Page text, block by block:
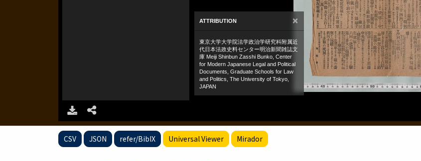
CSV JSON refer/BibIX Universal Viewer Mirador